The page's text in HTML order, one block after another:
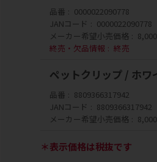
品番
0000022090778
JANコード
0000022090778
メーカー希望小売価格
終売・欠品情報
終売
ペットクリップ / ホ
品番
8809366317942
JANコード
8809366317942
メーカー希望小売価格
＊表示価格は税抜です